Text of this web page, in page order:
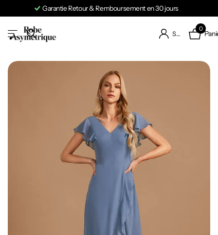
Garantie Retour & Remboursement en 30 jours
S'identifier
0